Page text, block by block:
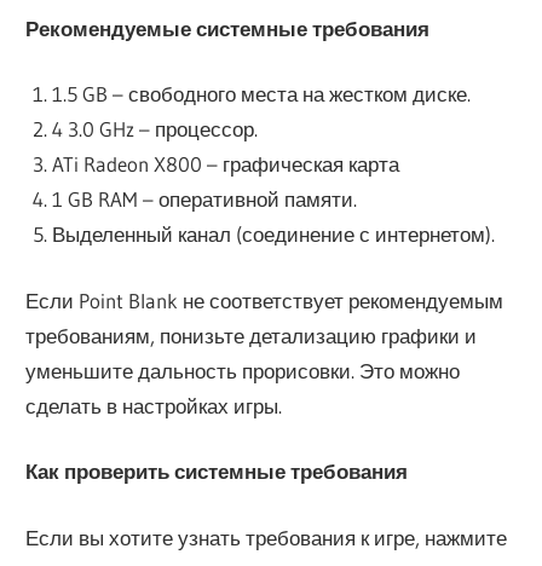
Рекомендуемые системные требования
1.5 GB – свободного места на жестком диске.
4 3.0 GHz – процессор.
ATi Radeon X800 – графическая карта
1 GB RAM – оперативной памяти.
Выделенный канал (соединение с интернетом).
Если Point Blank не соответствует рекомендуемым
требованиям, понизьте детализацию графики и
уменьшите дальность прорисовки. Это можно
сделать в настройках игры.
Как проверить системные требования
Если вы хотите узнать требования к игре, нажмите